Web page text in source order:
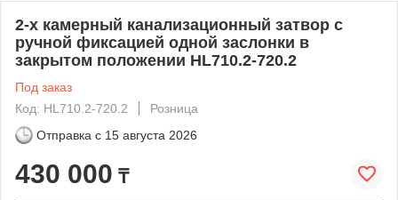
2-х камерный канализационный затвор с
ручной фиксацией одной заслонки в
закрытом положении HL710.2-720.2
Под заказ
Код: HL710.2-720.2
Розница
Отправка с 15 августа 2026
430 000 ₸